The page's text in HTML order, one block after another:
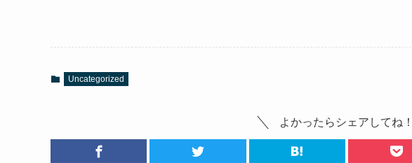
Uncategorized
よかったらシェアしてね！